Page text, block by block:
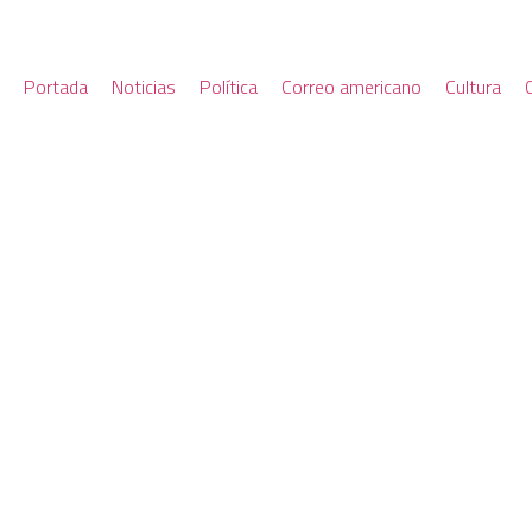
Portada Noticias Política Correo americano Cultura